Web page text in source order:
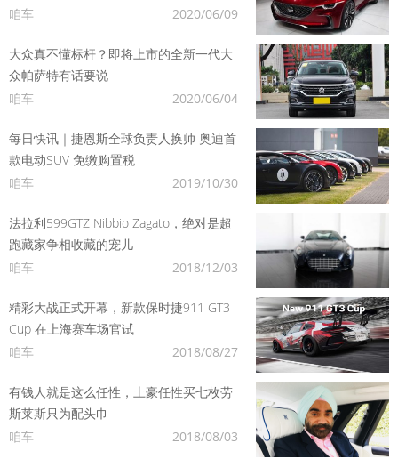
咱车
2020/06/09
大众真不懂标杆？即将上市的全新一代大
众帕萨特有话要说
咱车
2020/06/04
每日快讯｜捷恩斯全球负责人换帅 奥迪首
款电动SUV 免缴购置税
咱车
2019/10/30
法拉利599GTZ Nibbio Zagato，绝对是超
跑藏家争相收藏的宠儿
咱车
2018/12/03
精彩大战正式开幕，新款保时捷911 GT3
Cup 在上海赛车场官试
咱车
2018/08/27
有钱人就是这么任性，土豪任性买七枚劳
斯莱斯只为配头巾
咱车
2018/08/03